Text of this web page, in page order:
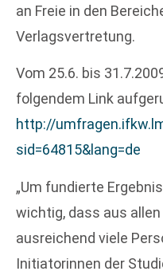
an Freie in den
Verlagsvertretung.
Vom 25.6. bis
folgendem Link
http://
sid=64815&lang=de
„Um fundierte
wichtig, dass aus
ausreichend viele
Initiatorinnen der